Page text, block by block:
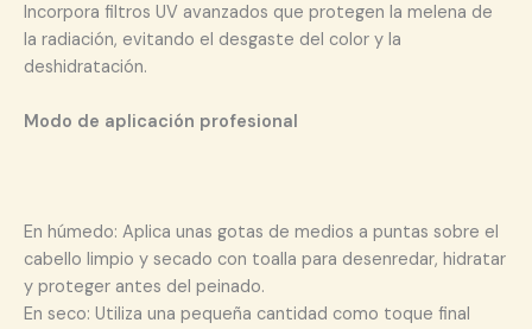
Incorpora filtros UV avanzados que protegen la melena de
la radiación, evitando el desgaste del color y la
deshidratación.
Modo de aplicación profesional
En húmedo: Aplica unas gotas de medios a puntas sobre el
cabello limpio y secado con toalla para desenredar, hidratar
y proteger antes del peinado.
En seco: Utiliza una pequeña cantidad como toque final